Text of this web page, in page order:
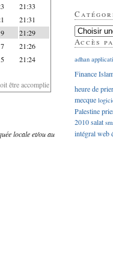
21:33
21:31
21:29
21:26
21:24
être accomplie
locale et/ou au
Accès
adhan
Finance
heure de
mecque
Palestine
2010salat
intégralweb